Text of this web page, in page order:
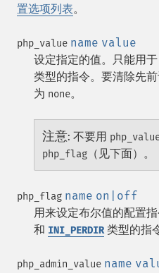
置选项列表。
php_value name value
设定指定的值。只能用于
类型的指令。要清除先
为 none。
注意: 不要用
php_flag （见下面）。
php_flag name on|off
用来设定布尔值的配置
和 INI_PERDIR类型的指
php_admin_value name